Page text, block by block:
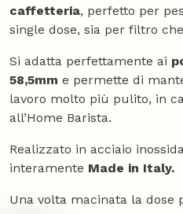
caffetteria, perfetto per
single dose, sia per filtro
Si adatta perfettamente ai
58,5mm e permette di
lavoro molto più pulito, in
all’Home Barista.
Realizzato in acciaio
interamente Made in Italy.
Una volta macinata la dose